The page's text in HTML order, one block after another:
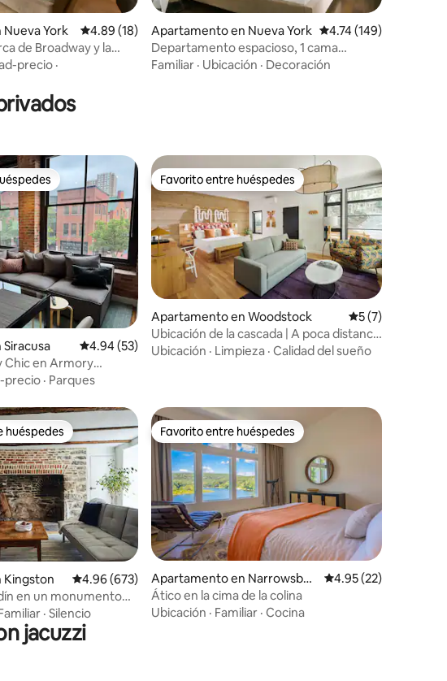
5, 48 reseñas
York Calificación promedio: 4.89 de 5, 18 reseñas
4.89 (18)
de Broadway y la
precio ·
Apartamento en Nueva York Calificación promedio:
4.74 (149)
Departamento espacioso, 1 cama
tamaño queen - FiDi
Familiar · Ubicación · Decoración
5, 93 reseñas
Calificación promedio: 4.94 de 5, 53 reseñas
4.94 (53)
Chic en Armory
precio · Parques
Favorito entre huéspedes
Favorito entre huéspedes
Apartamento en Woodstock Calificación
5 (7)
Ubicación de la cascada | A poca distancia
de la ciudad
Ubicación · Limpieza · Calidad del sueño
503 reseñas
preferido
huéspedes
Calificación promedio: 4.96 de 5, 673 reseñas
4.96 (673)
en un monumento
· Silencio
Favorito entre huéspedes
Favorito entre huéspedes
Apartamento en Narrowsbur
g
Calificación
4.95 (22)
Ático en la cima de la colina
Ubicación · Familiar · Cocina
jacuzzi